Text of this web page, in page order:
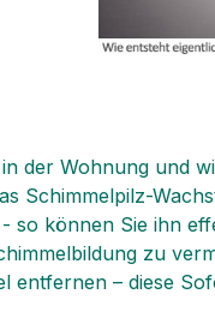
der Wohnung und
Schimmelpilz-
so können Sie ihn
zu
entfernen – diese